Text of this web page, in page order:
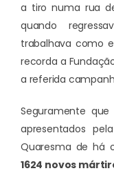
a tiro numa rua
quando
trabalhava como
recorda a
a referida
Seguramente
apresentados
Quaresma de há
1624 novos